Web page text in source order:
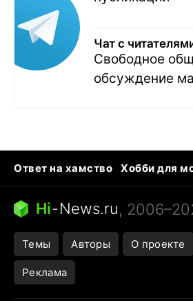
Чат с
Свободное
обсуждение
Ответ на хамство
Хобби для
Бензин 100 и 95
Тунцы в
Следующая пандемия
Hi-News.ru,
Темы Авторы О проекте
Реклама